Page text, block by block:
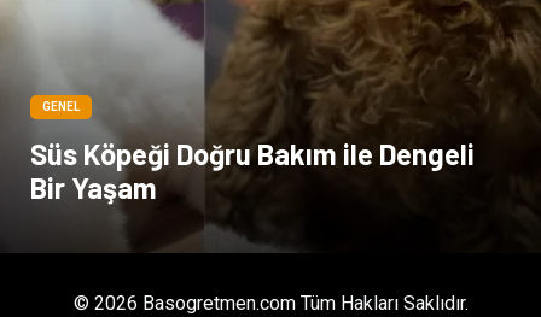
GENEL
Süs Köpeği Doğru Bakım ile Dengeli
Bir Yaşam
© 2026 Basogretmen.com Tüm Hakları Saklıdır.